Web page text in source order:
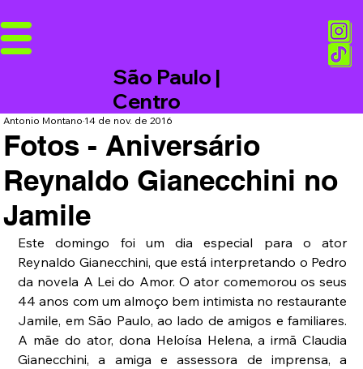
São Paulo |
Centro
Fotos - Aniversário
Reynaldo Gianecchini no
Jamile
Antonio Montano14 de nov. de 2016
Este domingo foi um dia especial para o ator
Reynaldo Gianecchini, que está interpretando o Pedro
da novela A Lei do Amor. O ator comemorou os seus
44 anos com um almoço bem intimista no restaurante
Jamile, em São Paulo, ao lado de amigos e familiares.
A mãe do ator, dona Heloísa Helena, a irmã Claudia
Gianecchini, a amiga e assessora de imprensa, a